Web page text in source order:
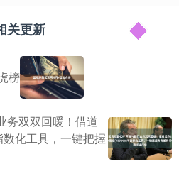
关更新
榜
务双双回暖！借道
化工具，一键把握